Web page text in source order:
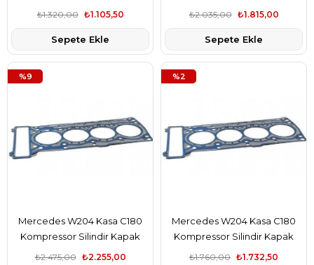
Pozisyon Sensörü Topran
₺1.105,50
₺1.320,00
Sepete Ekle
Pozisyon Sensörü Ngk Marka
₺1.815,00
₺2.035,00
Sepete Ekle
Mercedes W204 Kasa C180
Kompressor Silindir Kapak
Contası Elring Marka
₺2.255,00
₺2.475,00
%9
Mercedes W204 Kasa C180
Kompressor Silindir Kapak
Contası Victor Reinz Marka
₺1.732,50
₺1.760,00
%2